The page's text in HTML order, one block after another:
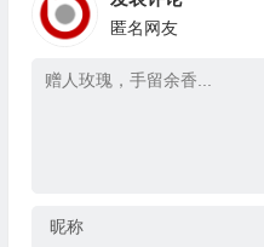
匿名网友
昵称